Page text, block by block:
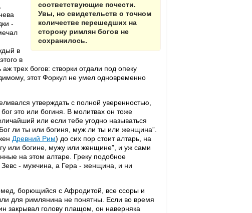
соответствующие почести.
Увы, но свидетельств о точном
количестве перешедших на
сторону римлян богов не
сохранилось.
-
в
в
трех богов: створки отдали под опеку
этот Форкул не умел одновременно
утверждать с полной уверенностью,
это или богиня. В молитвах он тоже
или если тебе угодно называться
ли ты или богиня, муж ли ты или женщина”.
Древний Рим) до сих пор стоит алтарь, на
или богине, мужу или женщине”, и уж сами
на этом алтаре. Греку подобное
- мужчина, а Гера - женщина, и ни
борющийся с Афродитой, все ссоры и
для римлянина не понятны. Если во время
закрывал голову плащом, он наверняка